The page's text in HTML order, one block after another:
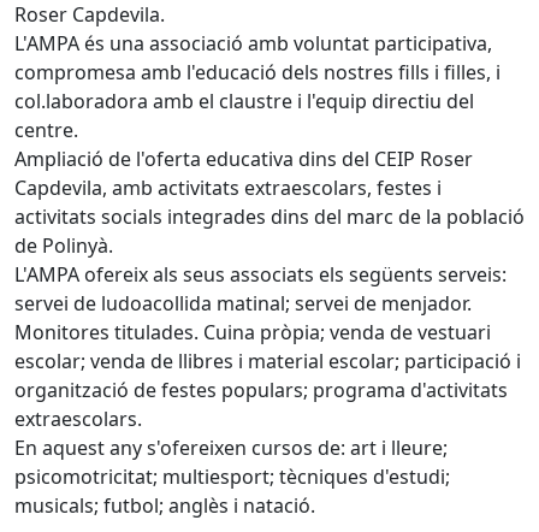
Roser Capdevila.
L'AMPA és una associació amb voluntat participativa,
compromesa amb l'educació dels nostres fills i filles, i
col.laboradora amb el claustre i l'equip directiu del
centre.
Ampliació de l'oferta educativa dins del CEIP Roser
Capdevila, amb activitats extraescolars, festes i
activitats socials integrades dins del marc de la població
de Polinyà.
L'AMPA ofereix als seus associats els següents serveis:
servei de ludoacollida matinal; servei de menjador.
Monitores titulades. Cuina pròpia; venda de vestuari
escolar; venda de llibres i material escolar; participació i
organització de festes populars; programa d'activitats
extraescolars.
En aquest any s'ofereixen cursos de: art i lleure;
psicomotricitat; multiesport; tècniques d'estudi;
musicals; futbol; anglès i natació.